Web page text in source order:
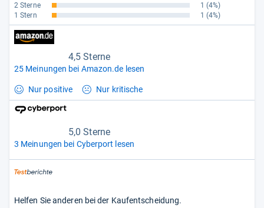
2 Sterne
1 (4%)
1 Stern
1 (4%)
4,5 Sterne
25 Meinungen bei Amazon.de lesen
Nur positive Nur kritische
5,0 Sterne
3 Meinungen bei Cyberport lesen
Helfen Sie anderen bei der Kaufentscheidung.